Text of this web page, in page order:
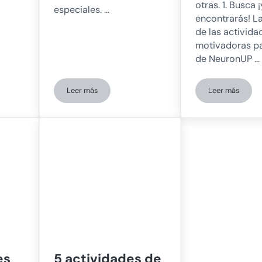
letras para los más pequeños: El pequeño glotón de letras
especiales. …
Leer másEl aprendizaje en estudiantes con necesidades
otras. 1. Busca
encontrarás!
de las
motivadoras
de NeuronUP …
Leer másMejora el